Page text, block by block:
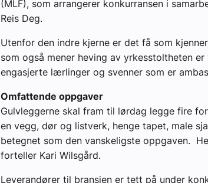
(MLF), som arrangerer konkurransen i
Reis Deg.
Utenfor den indre kjerne er det få som
som også mener heving av yrkesstoltheten
engasjerte lærlinger og svenner som er
Omfattende oppgaver
Gulvleggerne skal fram til lørdag legge fire
en vegg, dør og listverk, henge tapet, male
betegnet som den vanskeligste oppgaven.
forteller Kari Wilsgård.
Leverandører til bransjen er tett på under